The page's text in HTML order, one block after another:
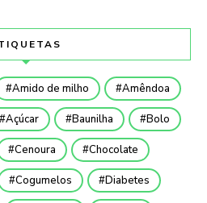
Amido de milho Amêndoa
Açúcar Baunilha Bolo
Cenoura Chocolate
Cogumelos Diabetes